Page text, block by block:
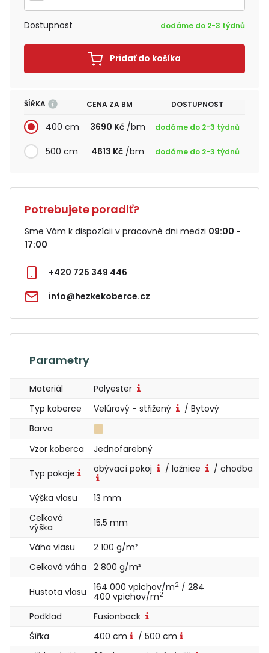
Dostupnost dodáme do 2-3 týdnů
Pridať do košíka
ŠÍŘKA CENA ZA BM DOSTUPNOST
400 cm 3690 Kč /bm dodáme do 2-3 týdnů
500 cm 4613 Kč /bm dodáme do 2-3 týdnů
Potrebujete poradiť?
Sme Vám k dispozícii v pracovné dni medzi 09:00 -
17:00
+420 725 349 446
info@hezkekoberce.cz
Parametry
Materiál
Polyester
Typ koberce
Velúrový - střižený
/ Bytový
Barva
Vzor koberca
Jednofarebný
Typ pokoje obývací pokoj / ložnice / chodba
Výška vlasu
13 mm
Celková
výška
15,5 mm
Váha vlasu
2 100 g/m²
Celková váha
2 800 g/m²
Hustota vlasu 164 000 vpichov/m2 / 284
400 vpichov/m2
Podklad
Fusionback
Šířka
400 cm
/ 500 cm